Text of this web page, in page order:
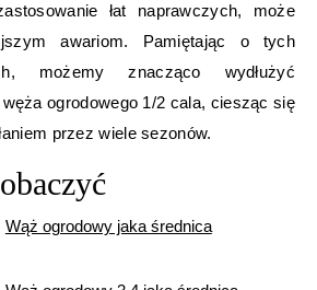
łat naprawczych, może
awariom. Pamiętając o tych
możemy znacząco wydłużyć
ogrodowego 1/2 cala, ciesząc się
przez wiele sezonów.
Wąż ogrodowy jaka średnica